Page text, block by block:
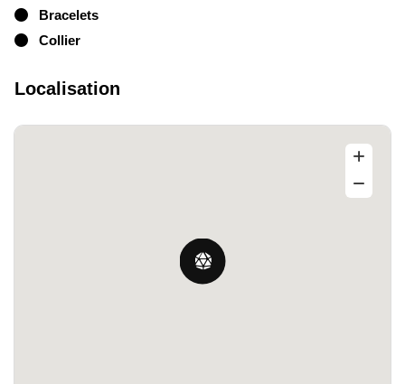
Bracelets
Collier
Localisation